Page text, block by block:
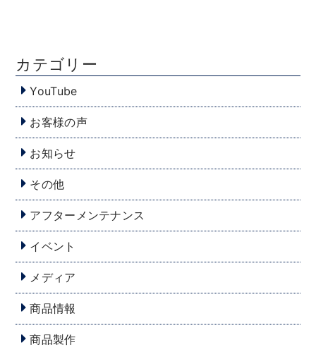
カテゴリー
YouTube
お客様の声
お知らせ
その他
アフターメンテナンス
イベント
メディア
商品情報
商品製作